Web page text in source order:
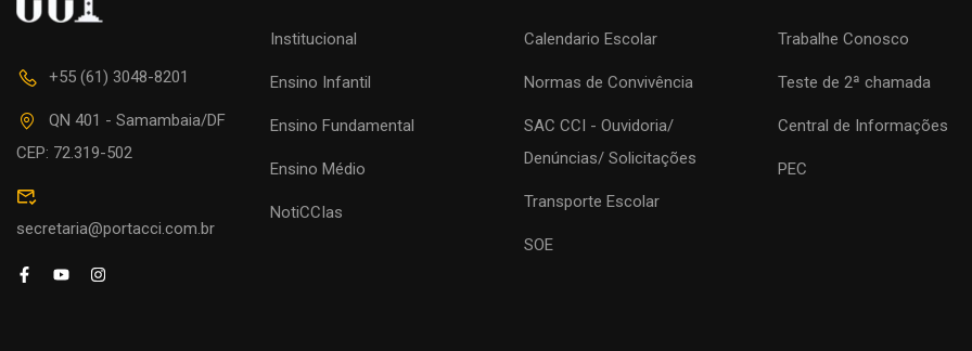
+55 (61) 3048-8201
QN 401 - Samambaia/DF
CEP: 72.319-502
secretaria@portacci.com.br
Institucional
Ensino Infantil
Ensino Fundamental
Ensino Médio
NotiCCIas
Calendario Escolar
Normas de Convivência
SAC CCI - Ouvidoria/
Denúncias/ Solicitações
Transporte Escolar
SOE
Trabalhe Conosco
Teste de 2ª chamada
Central de Informações
PEC
COLÉGIO CCI